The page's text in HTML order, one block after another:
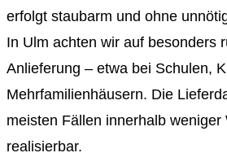
erfolgt staubarm und ohne
In Ulm achten wir auf besonders
Anlieferung – etwa bei Schulen,
Mehrfamilienhäusern. Die
meisten Fällen innerhalb weniger
realisierbar.